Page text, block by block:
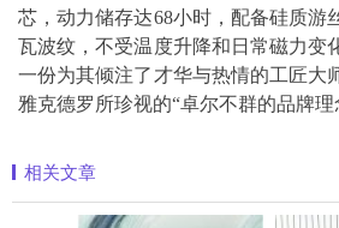
芯，动力储存达68小时，配备硅质游
瓦波纹，不受温度升降和日常磁力变
一份为其倾注了才华与热情的工匠大
雅克德罗所珍视的“卓尔不群的品牌理
相关文章